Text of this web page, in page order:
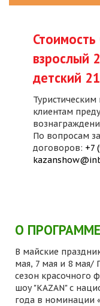
взрослый
детский
клиентам
По вопросам
договоров: +7
О ПРОГРАММЕ
В майские
мая, 7 мая и 8
сезон красочного
шоу "KAZAN" с
года в номинации